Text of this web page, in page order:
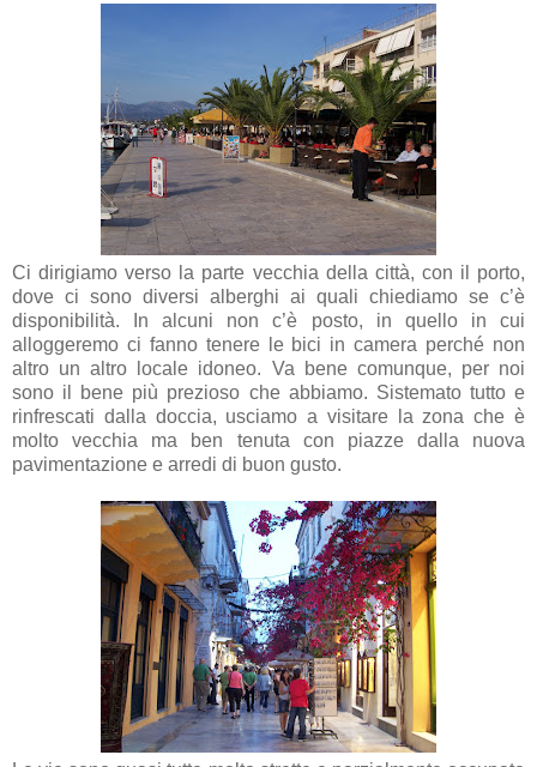
Ci dirigiamo verso la parte vecchia della città, con il porto,
dove ci sono diversi alberghi ai quali chiediamo se c’è
disponibilità. In alcuni non c’è posto, in quello in cui
alloggeremo ci fanno tenere le bici in camera perché non
altro un altro locale idoneo. Va bene comunque, per noi
sono il bene più prezioso che abbiamo. Sistemato tutto e
rinfrescati dalla doccia, usciamo a visitare la zona che è
molto vecchia ma ben tenuta con piazze dalla nuova
pavimentazione e arredi di buon gusto.